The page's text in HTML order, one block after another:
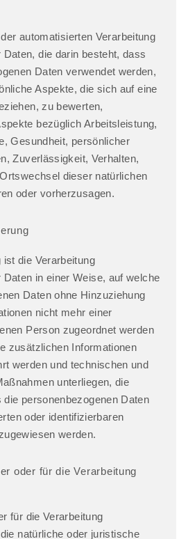
automatisierten Verarbeitung
Daten, die darin besteht, dass
Daten verwendet werden,
Aspekte, die sich auf eine
zu bewerten,
bezüglich Arbeitsleistung,
Gesundheit, persönlicher
Zuverlässigkeit, Verhalten,
dieser natürlichen
oder vorherzusagen.
die Verarbeitung
Daten in einer Weise, auf welche
Daten ohne Hinzuziehung
nicht mehr einer
Person zugeordnet werden
zusätzlichen Informationen
werden und technischen und
unterliegen, die
personenbezogenen Daten
oder identifizierbaren
werden.
oder für die Verarbeitung
für die Verarbeitung
natürliche oder juristische